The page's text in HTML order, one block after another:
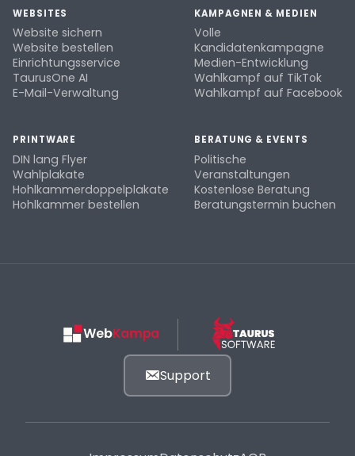
WEBSITES
Website sichern
Website bestellen
Einrichtungsservice
TaurusOne AI
E-Mail-Verwaltung
KAMPAGNEN & MEDIEN
Volle
Kandidatenkampagne
Medien-Entwicklung
Wahlkampf auf TikTok
Wahlkampf auf Facebook
PRINTWARE
DIN lang Flyer
Wahlplakate
Hohlkammerdoppelplakate
Hohlkammer bestellen
BERATUNG & EVENTS
Politische
Veranstaltungen
Kostenlose Beratung
Beratungstermin buchen
Support